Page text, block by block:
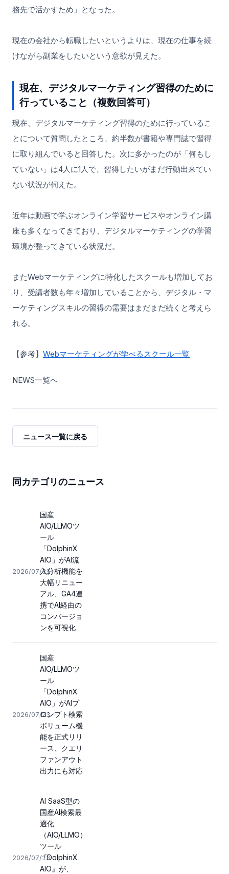
務先で活かすため」となった。
現在の会社から転職したいというよりは、現在の仕事を続
けながら副業をしたいという意欲が見えた。
現在、デジタルマーケティング習得のために
行っていること（複数回答可）
現在、デジタルマーケティング習得のために行っているこ
とについて質問したところ、約半数が書籍や専門誌で習得
に取り組んでいると回答した。次に多かったのが「何もし
ていない」は4人に1人で、習得したいがまだ行動出来てい
ない状況が伺えた。
近年は動画で学ぶオンライン学習サービスやオンライン講
座も多くなってきており、デジタルマーケティングの学習
環境が整ってきている状況だ。
またWebマーケティングに特化したスクールも増加してお
り、受講者数も年々増加していることから、デジタル・マ
ーケティングスキルの習得の需要はまだまだ続くと考えら
れる。
【参考】 Webマーケティングが学べるスクール一覧
NEWS一覧へ
ニュース一覧に戻る
同カテゴリのニュース
2026/07/31
国産
AIO/LLMOツ
ール
「DolphinX
AIO」がAI流
入分析機能を
大幅リニュー
アル、GA4連
携でAI経由の
コンバージョ
ンを可視化
2026/07/23
国産
AIO/LLMOツ
ール
「DolphinX
AIO」がAIプ
ロンプト検索
ボリューム機
能を正式リリ
ース、クエリ
ファンアウト
出力にも対応
2026/07/13
AI SaaS型の
国産AI検索最
適化
（AIO/LLMO）
ツール
『DolphinX
AIO』が、